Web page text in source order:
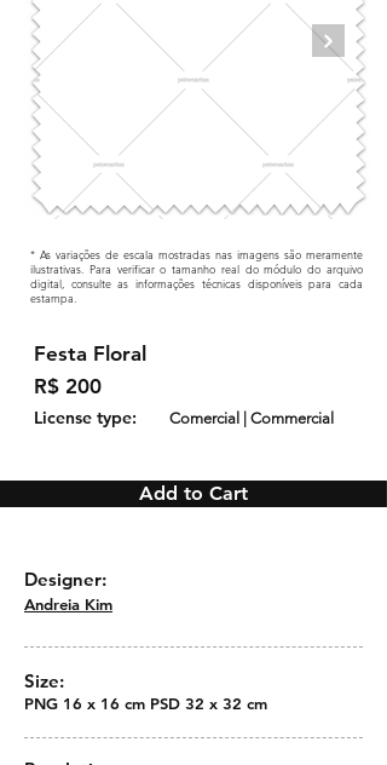
* As variações de escala mostradas nas imagens são meramente
ilustrativas. Para verificar o tamanho real do módulo do arquivo
digital, consulte as informações técnicas disponíveis para cada
estampa.
Festa Floral
R$ 200
License type: Comercial | Commercial
Add to Cart
Designer:
Andreia Kim
Size:
PNG 16 x 16 cm PSD 32 x 32 cm